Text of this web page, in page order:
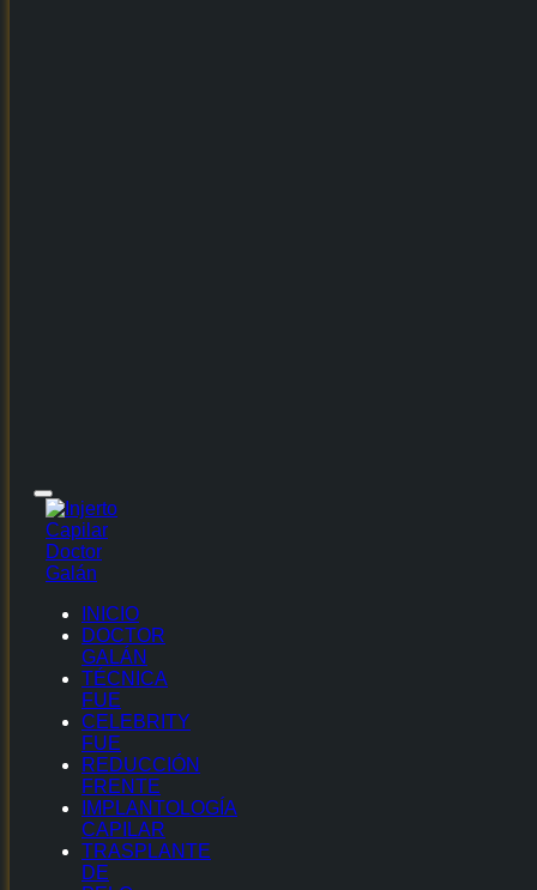
INICIO
DOCTOR
GALÁN
TÉCNICA
FUE
CELEBRITY
FUE
REDUCCIÓN
FRENTE
IMPLANTOLOGÍA
CAPILAR
TRASPLANTE
DE